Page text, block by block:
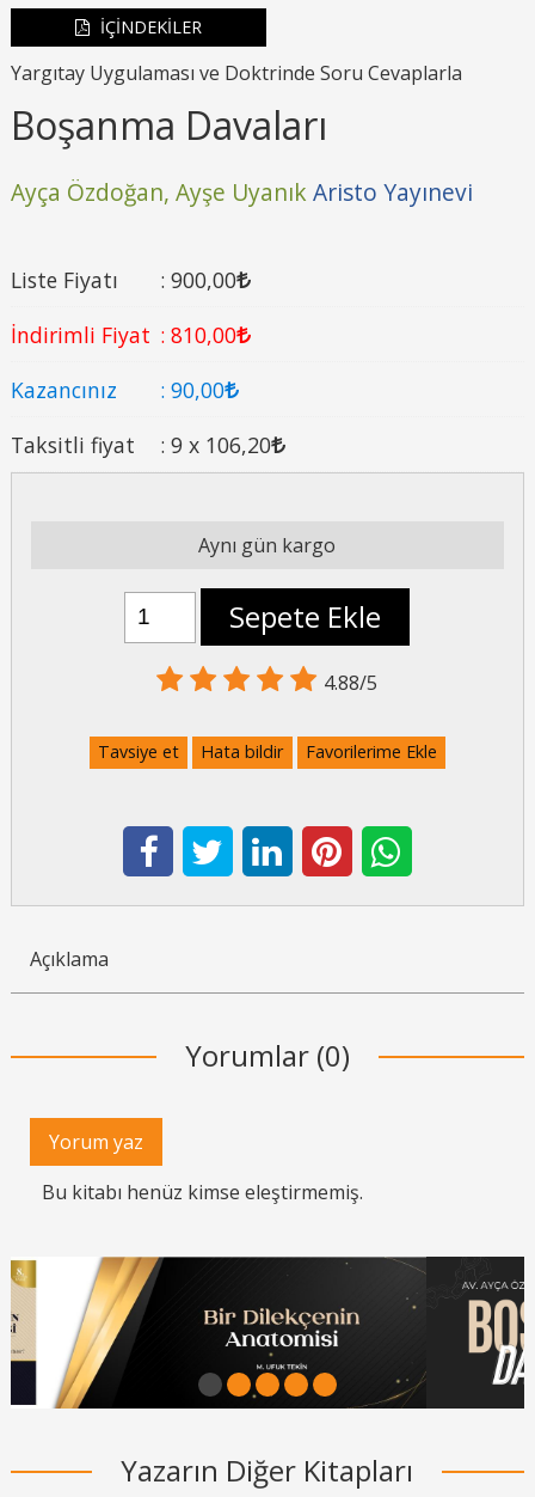
İÇİNDEKİLER
Yargıtay Uygulaması ve Doktrinde Soru Cevaplarla
Boşanma Davaları
Ayça Özdoğan, Ayşe Uyanık Aristo Yayınevi
Liste Fiyatı : 900,00
İndirimli Fiyat : 810,00
Kazancınız
: 90,00
Taksitli fiyat
: 9 x 106,20
Aynı gün kargo
Sepete Ekle
4.88/5
Tavsiye et Hata bildir Favorilerime Ekle
Açıklama
Yorumlar (0)
Yorum yaz
Bu kitabı henüz kimse eleştirmemiş.
1 2 3 4 5
Yazarın Diğer Kitapları